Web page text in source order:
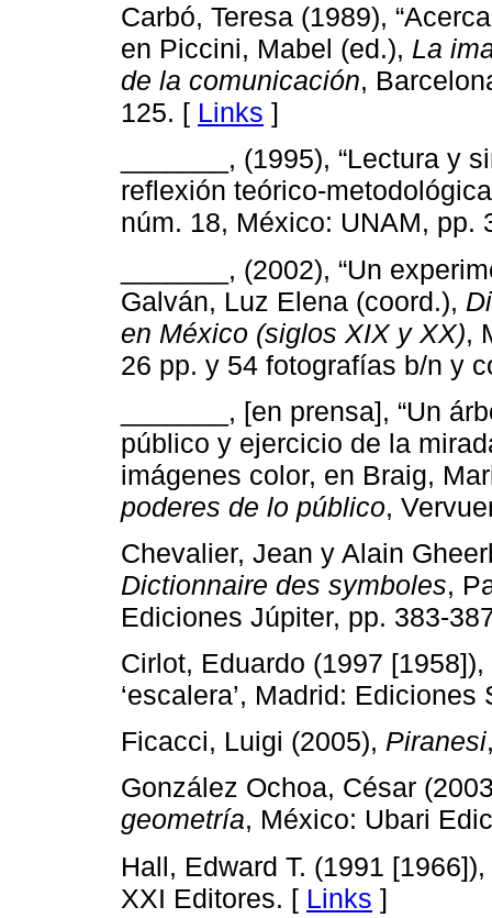
Carbó, Teresa (1989),
en Piccini, Mabel (ed.), La
de la comunicación,
125. [ Links ]
_______, (1995), “Lectura y
reflexión teórico-
núm. 18, México: UNAM, pp.
_______, (2002), “Un
Galván, Luz Elena (coord.),
en México (siglos XIX y XX),
26 pp. y 54 fotografías b/n y
_______, [en prensa], “Un
público y ejercicio de la
imágenes color, en Braig,
poderes de lo público,
Chevalier, Jean y Alain
Dictionnaire des symboles,
Ediciones Júpiter, pp. 383-
Cirlot, Eduardo (1997 [1958]),
‘escalera’, Madrid:
Ficacci, Luigi (2005), Piranesi
González Ochoa, César
geometría, México: Ubari
Hall, Edward T. (1991 [1966]),
XXI Editores. [ Links ]